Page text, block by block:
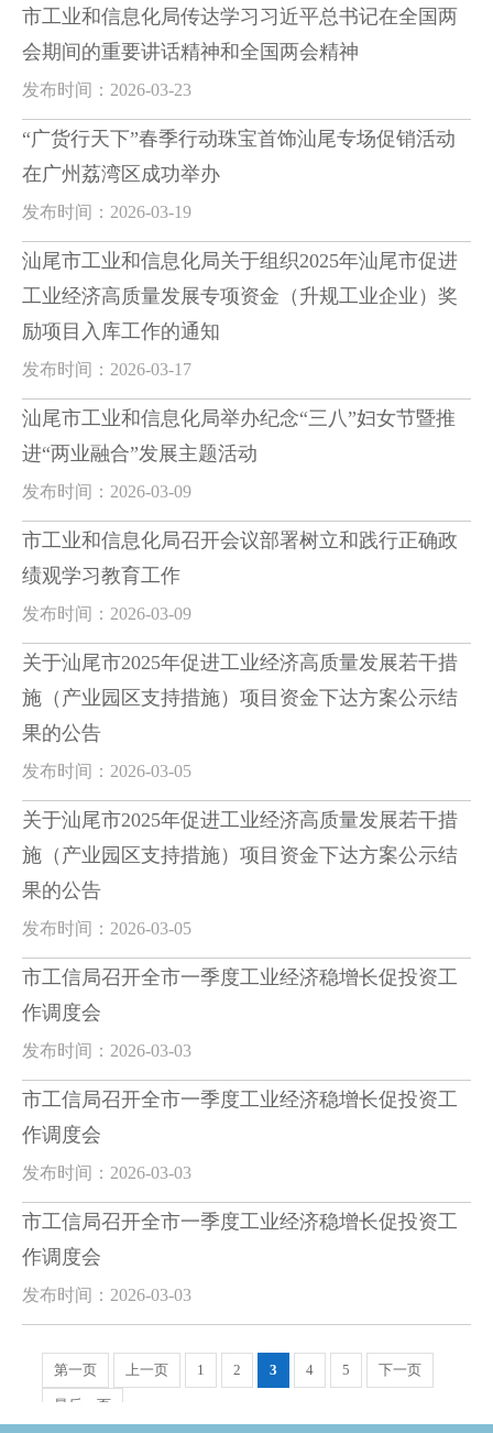
市工业和信息化局传达学习习近平总书记在全国两
会期间的重要讲话精神和全国两会精神
发布时间：2026-03-23
“广货行天下”春季行动珠宝首饰汕尾专场促销活动
在广州荔湾区成功举办
发布时间：2026-03-19
汕尾市工业和信息化局关于组织2025年汕尾市促进
工业经济高质量发展专项资金（升规工业企业）奖
励项目入库工作的通知
发布时间：2026-03-17
汕尾市工业和信息化局举办纪念“三八”妇女节暨推
进“两业融合”发展主题活动
发布时间：2026-03-09
市工业和信息化局召开会议部署树立和践行正确政
绩观学习教育工作
发布时间：2026-03-09
关于汕尾市2025年促进工业经济高质量发展若干措
施（产业园区支持措施）项目资金下达方案公示结
果的公告
发布时间：2026-03-05
关于汕尾市2025年促进工业经济高质量发展若干措
施（产业园区支持措施）项目资金下达方案公示结
果的公告
发布时间：2026-03-05
市工信局召开全市一季度工业经济稳增长促投资工
作调度会
发布时间：2026-03-03
市工信局召开全市一季度工业经济稳增长促投资工
作调度会
发布时间：2026-03-03
市工信局召开全市一季度工业经济稳增长促投资工
作调度会
发布时间：2026-03-03
第一页 上一页 1 2 3 4 5 下一页
最后一页